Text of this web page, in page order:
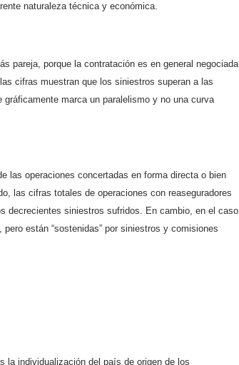
naturaleza técnica y económica.
pareja, porque la contratación es en general negociada
cifras muestran que los siniestros superan a las
marca un paralelismo y no una curva
las operaciones concertadas en forma directa o bien
las cifras totales de operaciones con reaseguradores
decrecientes siniestros sufridos. En cambio, en el caso
están “sostenidas” por siniestros y comisiones
la individualización del país de origen de los